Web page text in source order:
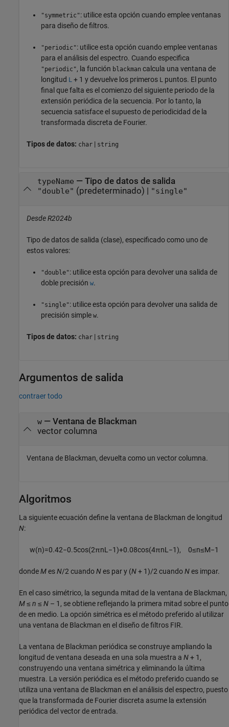
"symmetric": utilice esta opción cuando emplee ventanas
para diseño de filtros.
"periodic": utilice esta opción cuando emplee ventanas
para el análisis del espectro. Cuando especifica
"periodic", la función blackman calcula una ventana de
longitud L + 1 y devuelve los primeros L puntos. El punto
final que falta es el comienzo del siguiente periodo de la
extensión periódica de la secuencia. Por lo tanto, la
secuencia satisface el supuesto de periodicidad de la
transformada discreta de Fourier.
Tipos de datos: char | string
typeName — Tipo de datos de salida
"double" (predeterminado) | "single"
Desde R2024b
Tipo de datos de salida (clase), especificado como uno de
estos valores:
"double": utilice esta opción para devolver una salida de
doble precisión w.
"single": utilice esta opción para devolver una salida de
precisión simple w.
Tipos de datos: char | string
Argumentos de salida
contraer todo
w— Ventana de Blackman
vector columna
Ventana de Blackman, devuelta como un vector columna.
Algoritmos
La siguiente ecuación define la ventana de Blackman de longitud
N:
w(n)=0.42−0.5cos(2πnL−1)+0.08cos(4πnL−1), 0≤n≤M−1
dondeMesN/2 cuandoNes par y (N+ 1)/2 cuandoNes impar.
En el caso simétrico, la segunda mitad de la ventana de Blackman,
M≤n ≤N – 1 , se obtiene reflejando la primera mitad sobre el punto
de en medio. La opción simétrica es el método preferido al utilizar
una ventana de Blackman en el diseño de filtros FIR.
La ventana de Blackman periódica se construye ampliando la
longitud de ventana deseada en una sola muestra a N+ 1,
construyendo una ventana simétrica y eliminando la última
muestra. La versión periódica es el método preferido cuando se
utiliza una ventana de Blackman en el análisis del espectro, puesto
que la transformada de Fourier discreta asume la extensión
periódica del vector de entrada.